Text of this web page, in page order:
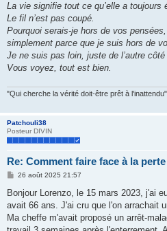
La vie signifie tout ce qu’elle a toujours
Le fil n’est pas coupé.
Pourquoi serais-je hors de vos pensées,
simplement parce que je suis hors de
Je ne suis pas loin, juste de l’autre côté
Vous voyez, tout est bien.
"Qui cherche la vérité doit-être prêt à
Patchouli38
Posteur DIVIN
Re: Comment faire face à la
M
s
a
g
26 août 2025 21:57
Bonjour Lorenzo, le 15 mars 2023, j'ai
avait 66 ans. J'ai cru que l'on arrachait
Ma cheffe m'avait proposé un arrêt-